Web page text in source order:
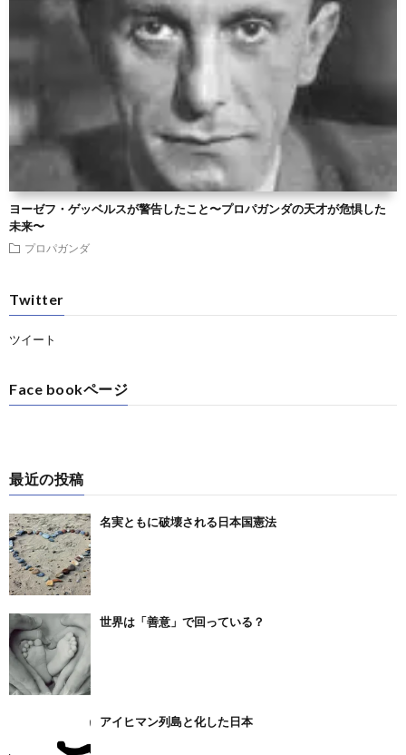
ヨーゼフ・ゲッベルスが警告したこと〜プロパガンダの天才が危惧した
未来〜
プロパガンダ
Twitter
ツイート
Face bookページ
最近の投稿
名実ともに破壊される日本国憲法
世界は「善意」で回っている？
アイヒマン列島と化した日本